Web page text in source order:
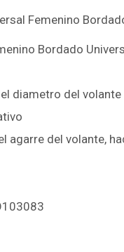
Femenino
Bordado
diametro del volante
agarre del volante,